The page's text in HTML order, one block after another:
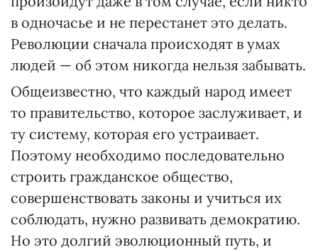
в одночасье и не перестанет это делать.
Революции сначала происходят в умах
людей — об этом никогда нельзя забывать.
Общеизвестно, что каждый народ имеет
то правительство, которое заслуживает, и
ту систему, которая его устраивает.
Поэтому необходимо последовательно
строить гражданское общество,
совершенствовать законы и учиться их
соблюдать, нужно развивать демократию.
Но это долгий эволюционный путь, и